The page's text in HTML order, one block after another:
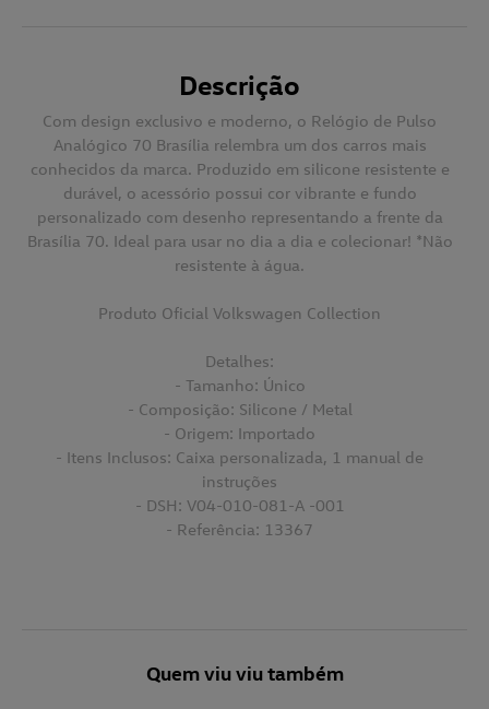
Descrição
Com design exclusivo e moderno, o Relógio de Pulso
Analógico 70 Brasília relembra um dos carros mais
conhecidos da marca. Produzido em silicone resistente e
durável, o acessório possui cor vibrante e fundo
personalizado com desenho representando a frente da
Brasília 70. Ideal para usar no dia a dia e colecionar! *Não
resistente à água.
Produto Oficial Volkswagen Collection
Detalhes:
- Tamanho: Único
- Composição: Silicone / Metal
- Origem: Importado
- Itens Inclusos: Caixa personalizada, 1 manual de
instruções
- DSH: V04-010-081-A -001
- Referência: 13367
Quem viu viu também